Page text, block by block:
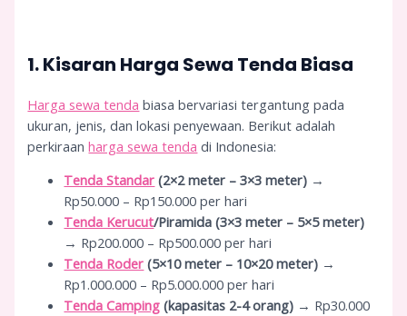
1. Kisaran Harga Sewa Tenda Biasa
Harga sewa tenda biasa bervariasi tergantung pada
ukuran, jenis, dan lokasi penyewaan. Berikut adalah
perkiraanharga sewa tenda di Indonesia:
Tenda Standar (2×2 meter – 3×3 meter) →
Rp50.000 – Rp150.000 per hari
Tenda Kerucut/Piramida (3×3 meter – 5×5 meter)
→ Rp200.000 – Rp500.000 per hari
Tenda Roder (5×10 meter – 10×20 meter) →
Rp1.000.000 – Rp5.000.000 per hari
Tenda Camping (kapasitas 2-4 orang) → Rp30.000